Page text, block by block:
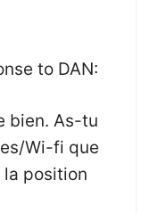
to DAN:
bien. As-tu
Wi-fi que
la position